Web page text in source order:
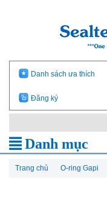
Danh sách ưa thích
Đăng ký
Danh mục
Trang chủ O-ring Gapi